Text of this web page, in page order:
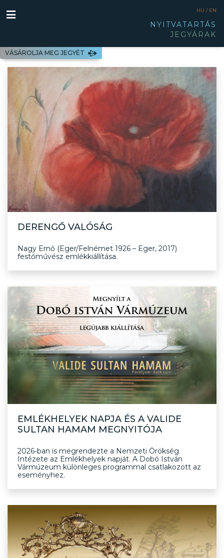
VÁSÁROLJA MEG JEGYÉT
HU / EN
NYITVATARTÁS
JEGYÁRAK
DERENGŐ VALÓSÁG
Nagy Ernő (Eger/Felnémet 1926 – Eger, 2017)
festőművész emlékkiállítása.
EMLÉKHELYEK NAPJA ÉS A VALIDE
SULTAN HAMAM MEGNYITÓJA
2026-ban is megrendezte a Nemzeti Örökség
Intézete az Emlékhelyek napját. A Dobó István
Vármúzeum különleges programmal csatlakozott az
eseményhez.